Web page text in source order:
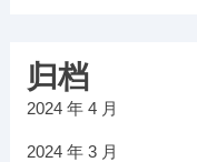
归档
2024 年 4 月
2024 年 3 月